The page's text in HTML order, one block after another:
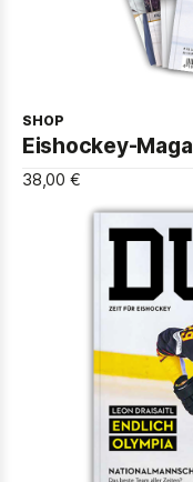
SHOP
Eishockey-
38,00 €